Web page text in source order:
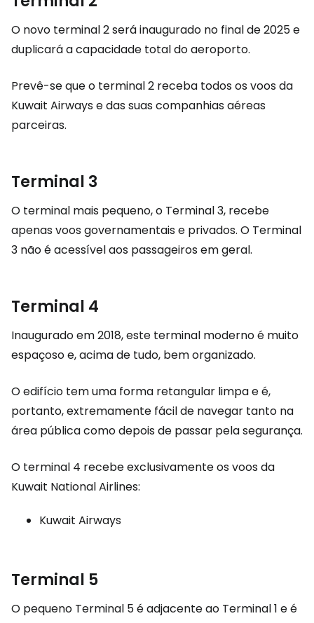
O novo terminal 2 será inaugurado no final de 2025 e
duplicará a capacidade total do aeroporto.
Prevê-se que o terminal 2 receba todos os voos da
Kuwait Airways e das suas companhias aéreas
parceiras.
Terminal 3
O terminal mais pequeno, o Terminal 3, recebe
apenas voos governamentais e privados. O Terminal
3 não é acessível aos passageiros em geral.
Terminal 4
Inaugurado em 2018, este terminal moderno é muito
espaçoso e, acima de tudo, bem organizado.
O edifício tem uma forma retangular limpa e é,
portanto, extremamente fácil de navegar tanto na
área pública como depois de passar pela segurança.
O terminal 4 recebe exclusivamente os voos da
Kuwait National Airlines:
Kuwait Airways
Terminal 5
O pequeno Terminal 5 é adjacente ao Terminal 1 e é